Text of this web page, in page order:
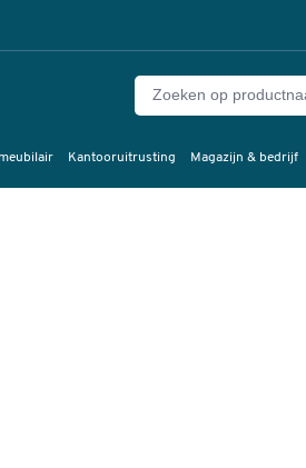
Kantooruitrusting Magazijn & bedrijf